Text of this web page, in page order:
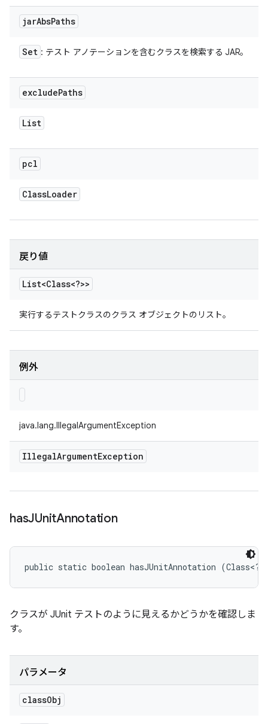
jarAbsPaths
Set : テスト アノテーションを含むクラスを検索する JAR。
excludePaths
List
pcl
ClassLoader
戻り値
List<Class<?>>
実行するテストクラスのクラス オブジェクトのリスト。
例外
java.lang.IllegalArgumentException
IllegalArgumentException
hasJUnitAnnotation
public static boolean hasJUnitAnnotation
クラスが JUnit テストのように見えるかどうかを確認しま
す。
パラメータ
classObj